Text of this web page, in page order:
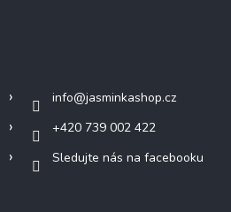
info@jasminkashop.cz
+420 739 002 422
Sledujte nás na facebooku